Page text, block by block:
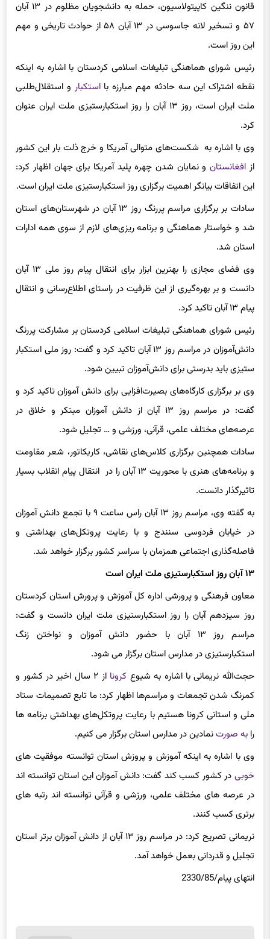
۵۷ و تسخیر لانه جاسوسی در ۱۳ آبان ۵۸ از حوادث تاریخی و مهم
این روز است.
رئیس شورای هماهنگی تبلیغات اسلامی کردستان با اشاره به اینکه
نقطه اشتراک این سه حادثه مهم مبارزه بااستکبار و استقلال‌طلبی
ملت ایران است، روز ۱۳ آبان را روز استکبارستیزی ملت ایران عنوان
کرد.
وی با اشاره به شکست‌های متوالی آمریکا و خرج ذلت بار این کشور
ازافغانستانو نمایان شدن چهره پلید آمریکا برای جهان اظهار کرد:
این اتفاقات بیانگر اهمیت برگزاری روز استکبارستیزی ملت ایران است.
سادات بر برگزاری مراسم پررنگ روز ۱۳ آبان در شهرستان‌های استان
شد و خواستار هماهنگی و برنامه ریزی‌های لازم از سوی همه ادارات
استان شد.
دانست و بر بهره‌گیری از این ظرفیت در راستای اطلاع‌رسانی و انتقال
پیام ۱۳ آبان تاکید کرد.
رئیس شورای هماهنگی تبلیغات اسلامی کردستان بر مشارکت پررنگ
دانش‌آموزان در مراسم روز ۱۳ آبان تاکید کرد و گفت: روز ملی استکبار
ستیزی باید بدرستی برای دانش‌آموزان تبیین شود.
وی بر برگزاری کارگاه‌های بصیرت‌افزایی برای دانش آموزان تاکید کرد و
گفت: در مراسم روز ۱۳ آبان از دانش آموزان مبتکر و خلاق در
عرصه‌های مختلف علمی، قرآنی، ورزشی و … تجلیل شود.
سادات همچنین برگزاری کلاس‌های نقاشی، کاریکاتور، شعر مقاومت
و برنامه‌های هنری با محوریت ۱۳ آبان را در انتقال پیام انقلاب بسیار
تاثیرگذار دانست.
در خیابان فردوسی سنندج و با رعایت پروتکل‌های بهداشتی و
فاصله‌گذاری اجتماعی همزمان با سراسر کشور برگزار خواهد شد.
۱۳ آبان روز استکبارستیزی ملت ایران است
معاون فرهنگی و پرورشی اداره کل آموزش و پرورش استان کردستان
روز سیزدهم آبان را روز استکبارستیزی ملت ایران دانست و گفت:
مراسم روز ۱۳ آبان با حضور دانش آموزان و نواختن زنگ
استکبارستیزی در مدارس استان برگزار می شود.
حجت‌الله نریمانی با اشاره به شیوعکرونا
از ۲ سال اخیر در کشور و
کمرنگ شدن تجمعات و مراسم‌ها اظهار کرد: ما تابع تصمیمات ستاد
ملی و استانی کرونا هستیم با رعایت پروتکل‌های بهداشتی برنامه ها
رابه صورتنمادین در مدارس استان برگزار می کنیم.
وی با اشاره به اینکه آموزش و پروزش استان توانسته موفقیت های
خوبی در کشور کسب کند گفت: دانش آموزان این استان توانسته اند
در عرصه های مختلف علمی، ورزشی و قرآنی توانسته اند رتبه های
برتری کسب کنند.
تجلیل و قدردانی بعمل خواهد آمد.
انتهای پیام/2330/85